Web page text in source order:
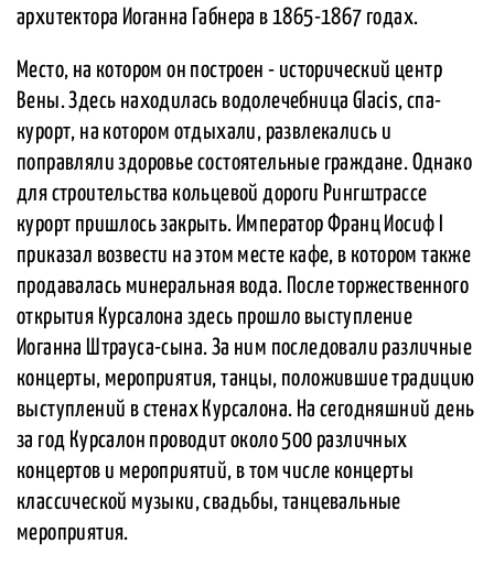
архитектора Иоганна Габнера в 1865-1867 годах.
Место, на котором он построен - исторический центр
Вены. Здесь находилась водолечебница Glacis, спа-
курорт, на котором отдыхали, развлекались и
поправляли здоровье состоятельные граждане. Однако
для строительства кольцевой дороги Рингштрассе
курорт пришлось закрыть. Император Франц Иосиф I
приказал возвести на этом месте кафе, в котором также
продавалась минеральная вода. После торжественного
открытия Курсалона здесь прошло выступление
Иоганна Штрауса-сына. За ним последовали различные
концерты, мероприятия, танцы, положившие традицию
выступлений в стенах Курсалона. На сегодняшний день
за год Курсалон проводит около 500 различных
концертов и мероприятий, в том числе концерты
классической музыки, свадьбы, танцевальные
мероприятия.